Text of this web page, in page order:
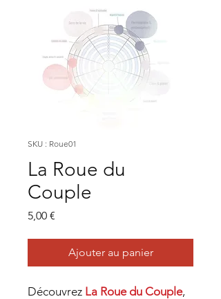
SKU : Roue01
La Roue du
Couple
5,00 €
Ajouter au panier
Découvrez La Roue du Couple,